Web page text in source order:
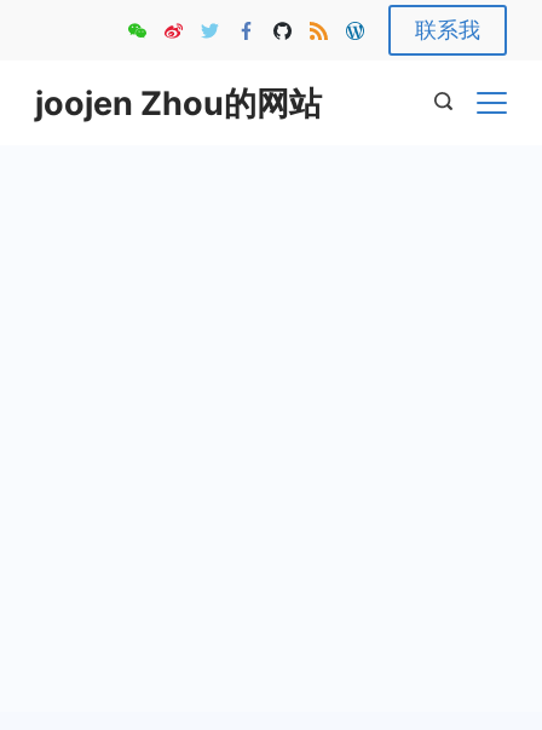
content
联系我
joojen Zhou的网站